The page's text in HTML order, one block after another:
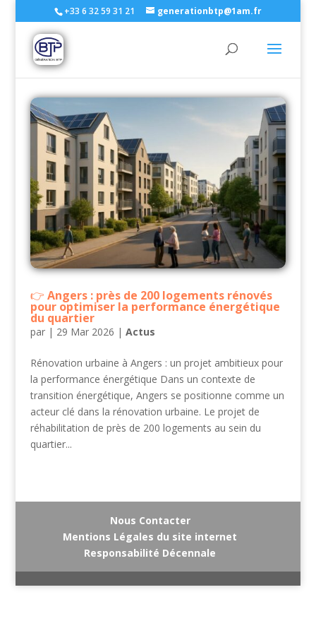
+33 6 32 59 31 21 generationbtp@1am.fr
Angers : près de 200 logements rénovés
pour optimiser la performance énergétique
du quartier
par | 29 Mar 2026 | Actus
Rénovation urbaine à Angers : un projet ambitieux pour
la performance énergétique Dans un contexte de
transition énergétique, Angers se positionne comme un
acteur clé dans la rénovation urbaine. Le projet de
réhabilitation de près de 200 logements au sein du
quartier...
Nous Contacter
Mentions Légales du site internet
Responsabilité Décennale